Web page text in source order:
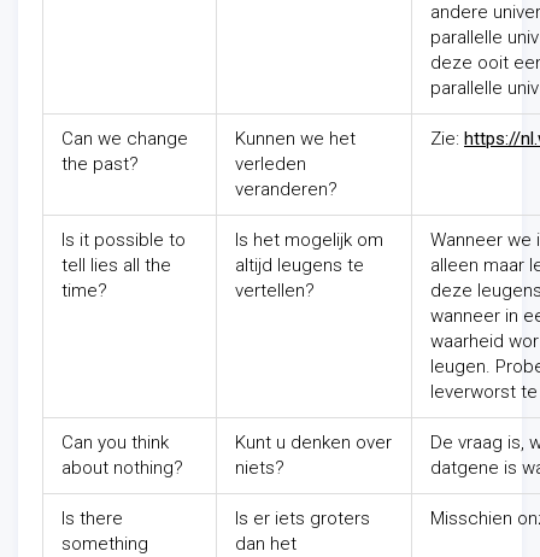
andere
parallelle
deze ooit
parallelle
Can we change
the past?
Kunnen we het
verleden
veranderen?
Zie: https://
Is it possible to
tell lies all the
time?
Is het mogelijk om
altijd leugens te
vertellen?
Wanneer we
alleen maar
deze
wanneer in
waarheid
leugen.
leverworst
Can you think
about nothing?
Kunt u denken over
niets?
De vraag is,
datgene is
Is there
something
Is er iets groters
dan het
Misschien